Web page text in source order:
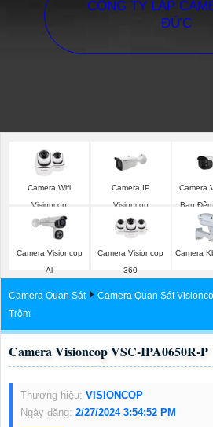
CÔNG TY LẮP
ĐỨC
Camera Wifi
Visioncop
Camera IP
Visioncop
Camera
Ban
Camera Visioncop
Al
Camera Visioncop
360
Camera Quan Sát Camera Quan Sát
Trộm
Camera Visioncop VSC-IPA0650R-P
Thương hiệu: VISIONCOP
Ngày đăng: 2/27/2024 3:54:52 PM